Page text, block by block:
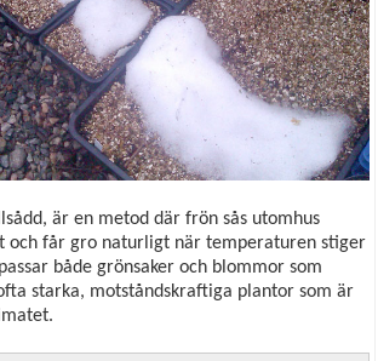
är en metod där frön sås utomhus
och får gro naturligt när temperaturen stiger
både grönsaker och blommor som
starka, motståndskraftiga plantor som är